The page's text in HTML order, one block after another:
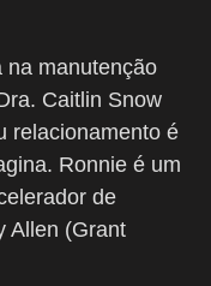
na manutenção
Caitlin Snow
relacionamento é
Ronnie é um
de
Allen (Grant